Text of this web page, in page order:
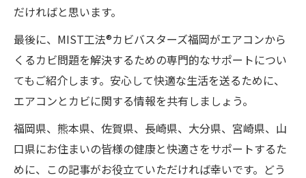
だければと思います。
最後に、MIST工法®カビバスターズ福岡がエアコンから
くるカビ問題を解決するための専門的なサポートについ
てもご紹介します。安心して快適な生活を送るために、
エアコンとカビに関する情報を共有しましょう。
福岡県、熊本県、佐賀県、長崎県、大分県、宮崎県、山
口県にお住まいの皆様の健康と快適さをサポートするた
めに、この記事がお役立ていただければ幸いです。どう